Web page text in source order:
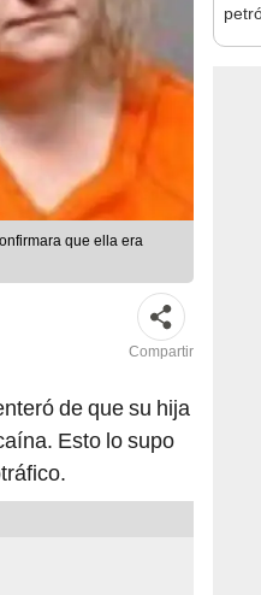
que ella era
Compartir
de que su hija
Esto lo supo